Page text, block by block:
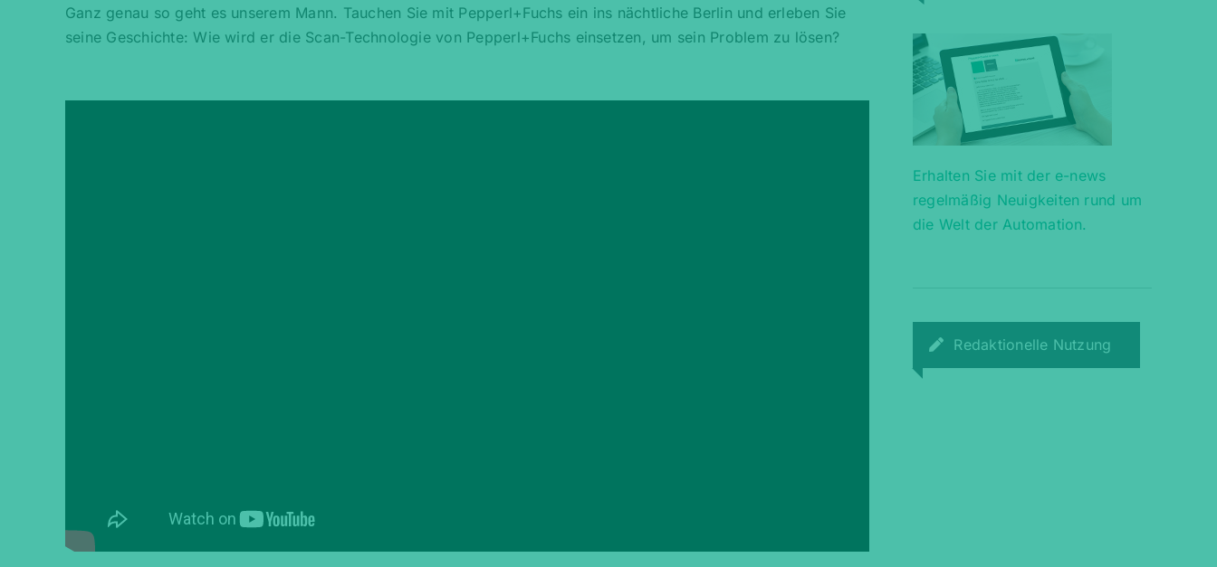
Ganz genau so geht es unserem Mann. Tauchen Sie mit Pepperl+Fuchs ein ins nächtliche Berlin und erleben Sie
seine Geschichte: Wie wird er die Scan-Technologie von Pepperl+Fuchs einsetzen, um sein Problem zu lösen?
Erhalten Sie mit der e-news
regelmäßig Neuigkeiten rund um
die Welt der Automation.
Redaktionelle Nutzung